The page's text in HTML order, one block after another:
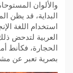
والألوان
البداية، قد يظن
استخدام اللغة
العربية لتدحض
الحجارة، فكأنط
بصرية تعبر عن